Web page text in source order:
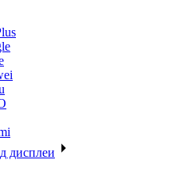
дисплеи